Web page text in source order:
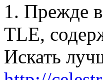
1. Прежде
TLE,
Искать